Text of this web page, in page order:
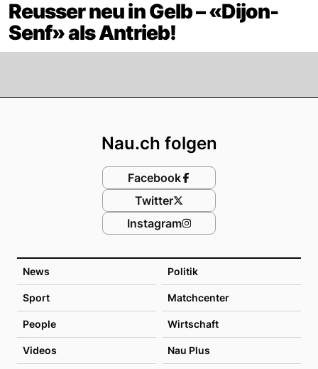
Reusser neu in Gelb – «Dijon-
Senf» als Antrieb!
News Politik
Sport Matchcenter
People Wirtschaft
Videos Nau Plus
Nau.ch folgen
Facebook
Twitter
Instagram